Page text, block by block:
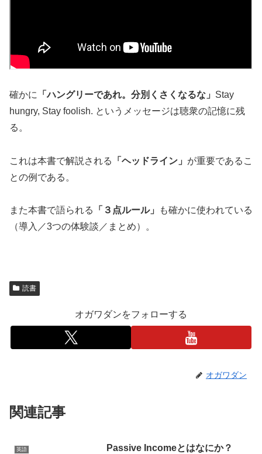
確かに 「ハングリーであれ。分別くさくなるな」 Stay
hungry, Stay foolish. というメッセージは聴衆の記憶に残
る。
これは本書で解説される 「ヘッドライン」 が重要であるこ
との例である。
また本書で語られる 「３点ルール」
も確かに使われている
（導入／3つの体験談／まとめ）。
読書
オガワダンをフォローする
オガワダン
関連記事
英語
Passive Incomeとはなにか？